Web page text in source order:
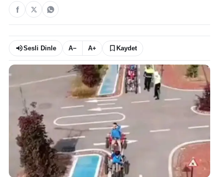
Sesli Dinle A− A+ Kaydet